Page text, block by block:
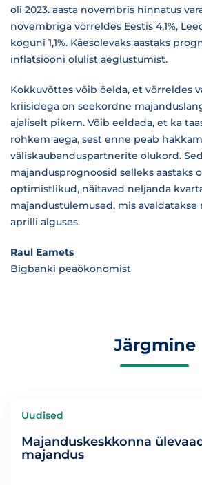
oli 2023. aasta novembris hinnatus
novembriga võrreldes Eestis 4,1%,
koguni 1,1%. Käesolevaks aastaks
inflatsiooni olulist aeglustumist.
Kokkuvõttes võib öelda, et võrreldes
kriisidega on seekordne
ajaliselt pikem. Võib eeldada, et ka
rohkem aega, sest enne peab
väliskaubanduspartnerite olukord.
majandusprognoosid selleks aastaks
optimistlikud, näitavad neljanda
majandustulemused, mis avaldatakse
aprilli alguses.
Raul Eamets
Bigbanki peaökonomist
Järgmine
Uudised
Majanduskeskkonna
majandus